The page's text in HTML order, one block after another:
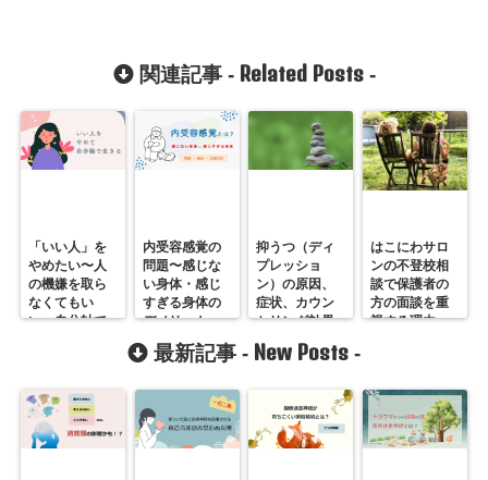
関連記事 - Related Posts-
「いい人」を
やめたい〜人
の機嫌を取ら
なくてもい
い、自分軸で
内受容感覚の
問題〜感じな
い身体・感じ
すぎる身体の
デメリット
抑うつ（ディ
プレッショ
ン）の原因、
症状、カウン
セリング効果
とは
はこにわサロ
ンの不登校相
談で保護者の
方の面談を重
視する理由
最新記事 - New Posts -